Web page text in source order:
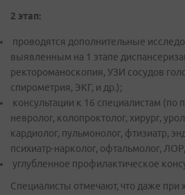
2 этап:
проводятся дополнительные
выявленным на 1 этапе
ректороманоскопия, УЗИ сосудов
спирометрия, ЭКГ, и др.);
консультации к 16 специалистам (по
невролог, колопроктолог, хирург,
кардиолог, пульмонолог, фтизиатр,
психиатр-нарколог, офтальмолог,
углубленное профилактическое
Специалисты отмечают, что даже при